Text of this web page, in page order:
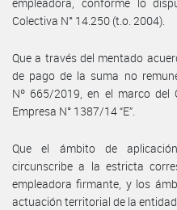
Colectiva N° 14.250 (t.o. 2004).
Que a través del mentado
de pago de la suma no
Nº 665/2019, en el marco del
Empresa N° 1387/14 “E”.
Que el ámbito de
circunscribe a la estricta
empleadora firmante, y los
actuación territorial de la